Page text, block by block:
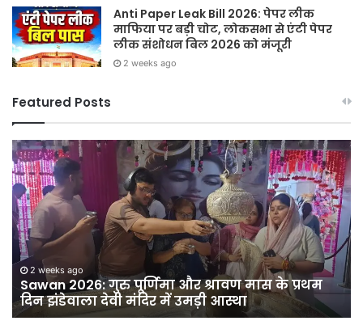
Anti Paper Leak Bill 2026: पेपर लीक
माफिया पर बड़ी चोट, लोकसभा से एंटी पेपर
लीक संशोधन बिल 2026 को मंजूरी
2 weeks ago
Featured Posts
Sawan
2026:
गुरु
पूर्णिमा
और
श्रावण
मास
के
प्रथम
दिन
झंडेवाला
2 weeks ago
Sawan 2026: गुरु पूर्णिमा और श्रावण मास के प्रथम
दिन झंडेवाला देवी मंदिर में उमड़ी आस्था
हर